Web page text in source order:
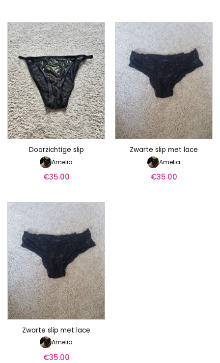
Doorzichtige slip
Amelia
€35.00
Zwarte slip met lace
Amelia
€35.00
Zwarte slip met lace
Amelia
€35.00